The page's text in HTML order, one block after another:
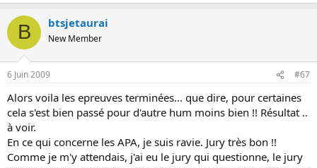
B btsjetaurai
New Member
6 Juin 2009 #67
Alors voila les epreuves terminées... que dire, pour certaines
cela s'est bien passé pour d'autre hum moins bien !! Résultat ..
à voir.
En ce qui concerne les APA, je suis ravie. Jury très bon !!
Comme je m'y attendais, j'ai eu le jury qui questionne, le jury